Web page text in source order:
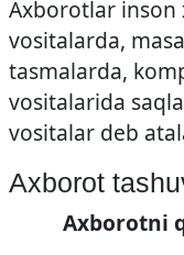
Axborotlar
vositalarda,
tasmalarda,
vositalarida
vositalar deb
Axborot
Axborotni